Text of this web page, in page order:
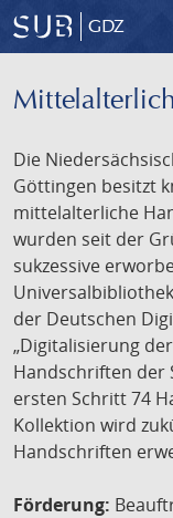
GDZ
Die
Göttingen besitzt
mittelalterliche
wurden seit der
sukzessive
der Deutschen
„Digitalisierung
Handschriften der
ersten Schritt 74
Kollektion wird
Handschriften
Förderung: